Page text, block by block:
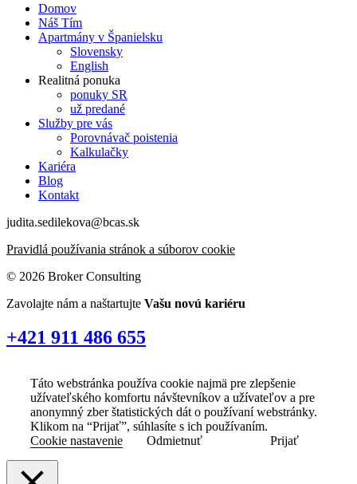
Domov
Náš Tím
Apartmány v Španielsku
Slovensky
English
Realitná ponuka
ponuky SR
už predané
Služby pre vás
Porovnávač poistenia
Kalkulačky
Kariéra
Blog
Kontakt
judita.sedilekova@bcas.sk
Pravidlá používania stránok a súborov cookie
© 2026 Broker Consulting
Zavolajte nám a naštartujte Vašu novú kariéru
+421 911 486 655
Táto webstránka používa cookie najmä pre zlepšenie
užívateľského komfortu návštevníkov a užívateľov a pre
anonymný zber štatistických dát o používaní webstránky.
Klikom na “Prijať”, súhlasíte s ich používaním.
Cookie nastavenie
Odmietnuť Prijať